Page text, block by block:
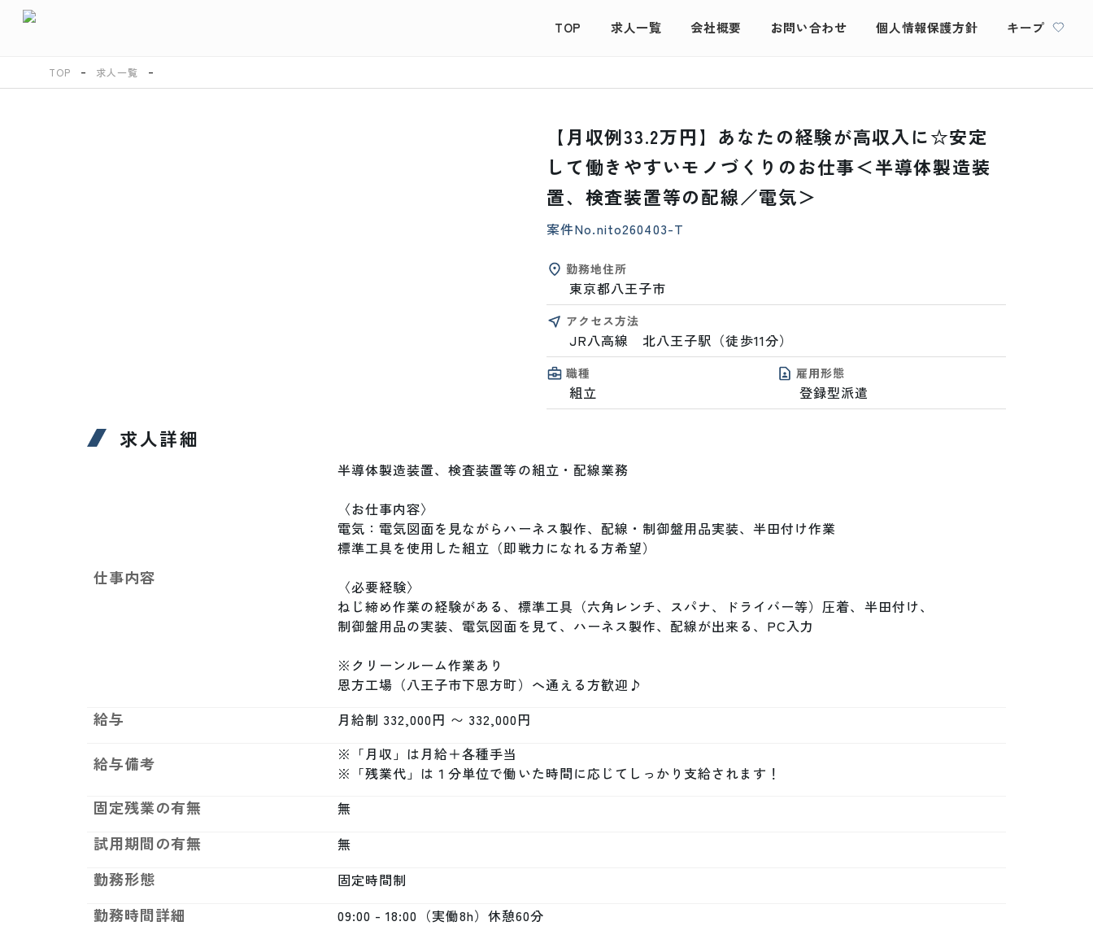
TOP 求人一覧 会社概要 お問い合わせ 個人情報保護方針 キープ
TOP 求人一覧
【月収例33.2万円】あなたの経験が高収入に☆安定
して働きやすいモノづくりのお仕事＜半導体製造装
置、検査装置等の配線／電気＞
案件No.nito260403-T
勤務地住所
東京都八王子市
アクセス方法
JR八高線　北八王子駅（徒歩11分）
職種
組立
雇用形態
登録型派遣
求人詳細
仕事内容
半導体製造装置、検査装置等の組立・配線業務
〈お仕事内容〉
電気：電気図面を見ながらハーネス製作、配線・制御盤用品実装、半田付け作業
標準工具を使用した組立（即戦力になれる方希望）
〈必要経験〉
ねじ締め作業の経験がある、標準工具（六角レンチ、スパナ、ドライバー等）圧着、半田付け、
制御盤用品の実装、電気図面を見て、ハーネス製作、配線が出来る、PC入力
※クリーンルーム作業あり
恩方工場（八王子市下恩方町）へ通える方歓迎♪
給与 月給制 332,000円 〜 332,000円
給与備考
※「月収」は月給＋各種手当
※「残業代」は１分単位で働いた時間に応じてしっかり支給されます！
固定残業の有無 無
試用期間の有無 無
勤務形態 固定時間制
勤務時間詳細 09:00 - 18:00（実働8h）休憩60分